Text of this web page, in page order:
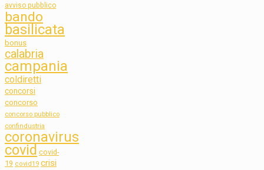
avviso pubblico
bando
basilicata
bonus
calabria
campania
coldiretti
concorsi
concorso
concorso pubblico
confindustria
coronavirus
covid covid-
19 covid19 crisi